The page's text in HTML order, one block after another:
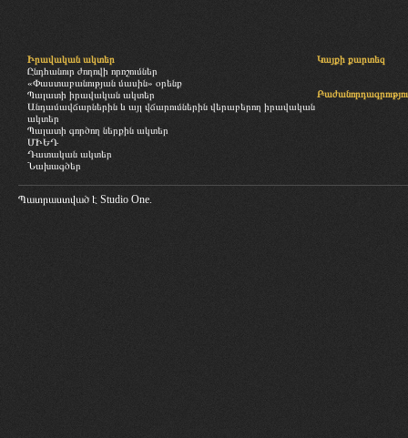
Իրավական ակտեր
Ընդհանուր ժողովի որոշումներ
«Փաստաբանության մասին» օրենք
Պալատի իրավական ակտեր
Անդամավճարներին և այլ վճարումներին վերաբերող իրավական
ակտեր
Պալատի գործող ներքին ակտեր
ՄԻԵԴ
Դատական ակտեր
Նախագծեր
Կայքի քարտեզ
Պատրաստված է Studio One.